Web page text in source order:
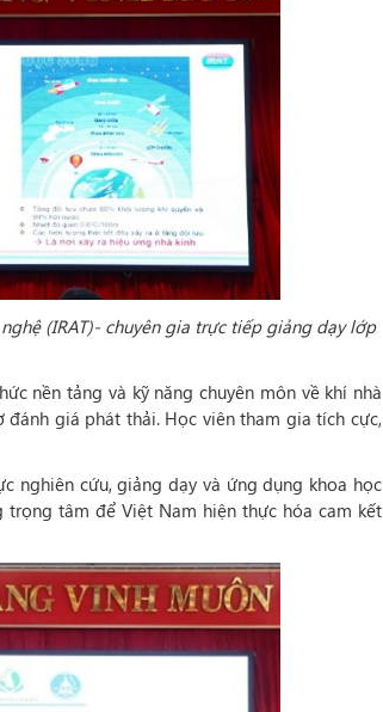
(IRAT)- chuyên gia trực tiếp giảng dạy lớp
nền tảng và kỹ năng chuyên môn về khí nhà
giá phát thải. Học viên tham gia tích cực,
nghiên cứu, giảng dạy và ứng dụng khoa học
tâm để Việt Nam hiện thực hóa cam kết